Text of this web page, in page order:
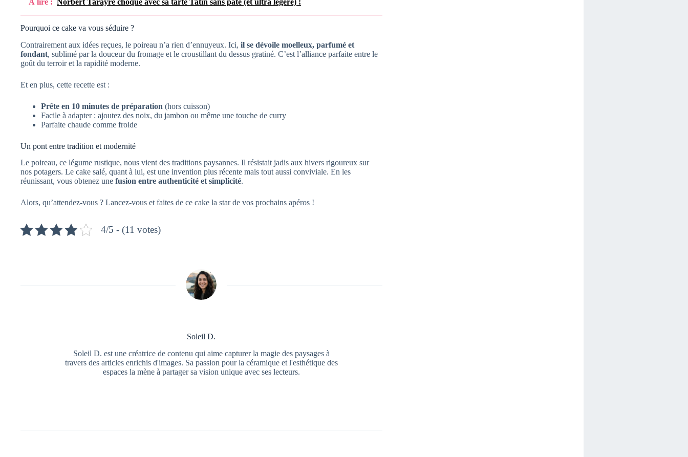
Pourquoi ce cake va vous séduire ?
Contrairement aux idées reçues, le poireau n’a rien d’ennuyeux. Ici, il se dévoile moelleux, parfumé et
fondant, sublimé par la douceur du fromage et le croustillant du dessus gratiné. C’est l’alliance parfaite entre le
goût du terroir et la rapidité moderne.
Et en plus, cette recette est :
Prête en 10 minutes de préparation (hors cuisson)
Facile à adapter : ajoutez des noix, du jambon ou même une touche de curry
Parfaite chaude comme froide
Un pont entre tradition et modernité
Le poireau, ce légume rustique, nous vient des traditions paysannes. Il résistait jadis aux hivers rigoureux sur
nos potagers. Le cake salé, quant à lui, est une invention plus récente mais tout aussi conviviale. En les
réunissant, vous obtenez une fusion entre authenticité et simplicité.
Alors, qu’attendez-vous ? Lancez-vous et faites de ce cake la star de vos prochains apéros !
4/5 - (11 votes)
Soleil D.
Soleil D. est une créatrice de contenu qui aime capturer la magie des paysages à
travers des articles enrichis d'images. Sa passion pour la céramique et l'esthétique des
espaces la mène à partager sa vision unique avec ses lecteurs.